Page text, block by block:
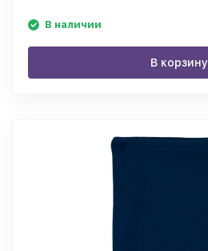
В наличии
В корзину